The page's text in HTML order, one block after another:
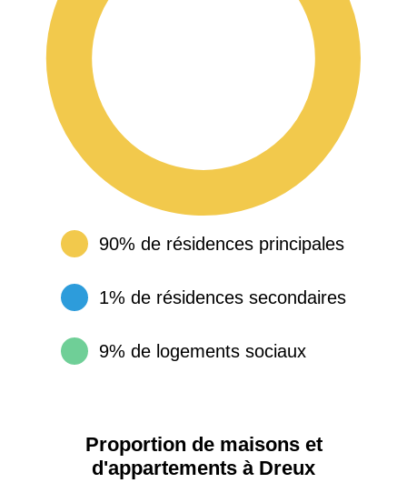
90% de résidences principales
1% de résidences secondaires
9% de logements sociaux
Proportion de maisons et
d'appartements à Dreux